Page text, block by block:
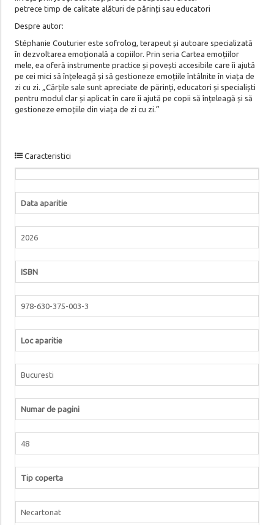
petrece timp de calitate alături de părinți sau educatori
Despre autor:
Stéphanie Couturier este sofrolog, terapeut și autoare specializată
în dezvoltarea emoțională a copiilor. Prin seria Cartea emoțiilor
mele, ea oferă instrumente practice și povești accesibile care îi ajută
pe cei mici să înțeleagă și să gestioneze emoțiile întâlnite în viața de
zi cu zi. „Cărțile sale sunt apreciate de părinți, educatori și specialiști
pentru modul clar și aplicat în care îi ajută pe copii să înțeleagă și să
gestioneze emoțiile din viața de zi cu zi.”
Caracteristici
Data aparitie
2026
ISBN
978-630-375-003-3
Loc aparitie
Bucuresti
Numar de pagini
48
Tip coperta
Necartonat